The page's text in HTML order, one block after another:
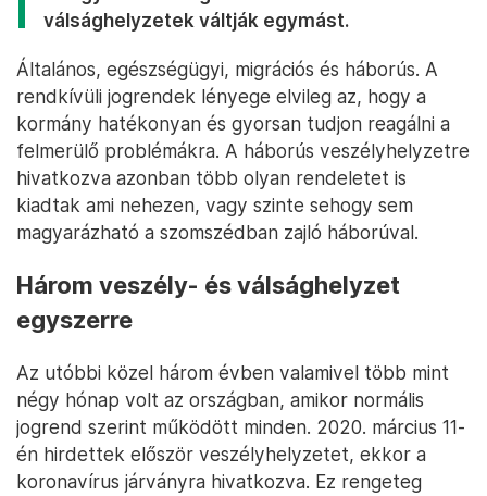
válsághelyzetek váltják egymást.
Általános, egészségügyi, migrációs és háborús. A
rendkívüli jogrendek lényege elvileg az, hogy a
kormány hatékonyan és gyorsan tudjon reagálni a
felmerülő problémákra. A háborús veszélyhelyzetre
hivatkozva azonban több olyan rendeletet is
kiadtak ami nehezen, vagy szinte sehogy sem
magyarázható a szomszédban zajló háborúval.
Három veszély- és válsághelyzet
egyszerre
Az utóbbi közel három évben valamivel több mint
négy hónap volt az országban, amikor normális
jogrend szerint működött minden. 2020. március 11-
én hirdettek először veszélyhelyzetet, ekkor a
koronavírus járványra hivatkozva. Ez rengeteg